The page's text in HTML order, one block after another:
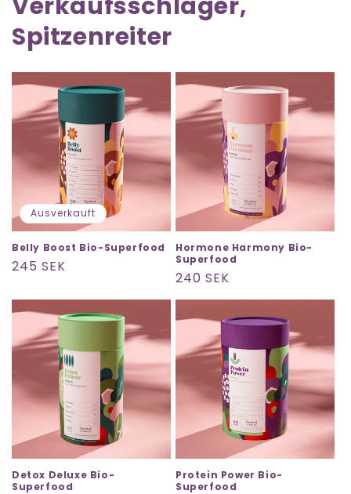
Spitzenreiter
Ausverkauft
Belly Boost Bio-Superfood
Normaler
245 SEK
Hormone Harmony Bio-
Superfood
Normaler
Preis
240 SEK
Detox Deluxe Bio-
Superfood
Protein Power Bio-
Superfood